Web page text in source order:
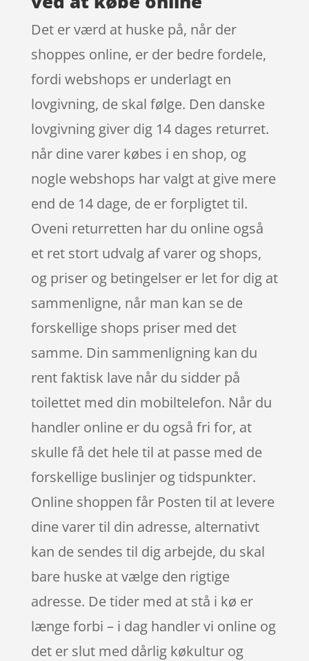
Det er værd at huske på, når der
shoppes online, er der bedre fordele,
fordi webshops er underlagt en
lovgivning, de skal følge. Den danske
lovgivning giver dig 14 dages returret.
når dine varer købes i en shop, og
nogle webshops har valgt at give mere
end de 14 dage, de er forpligtet til.
Oveni returretten har du online også
et ret stort udvalg af varer og shops,
og priser og betingelser er let for dig at
sammenligne, når man kan se de
forskellige shops priser med det
samme. Din sammenligning kan du
rent faktisk lave når du sidder på
toilettet med din mobiltelefon. Når du
handler online er du også fri for, at
skulle få det hele til at passe med de
forskellige buslinjer og tidspunkter.
Online shoppen får Posten til at levere
dine varer til din adresse, alternativt
kan de sendes til dig arbejde, du skal
bare huske at vælge den rigtige
adresse. De tider med at stå i kø er
længe forbi – i dag handler vi online og
det er slut med dårlig køkultur og